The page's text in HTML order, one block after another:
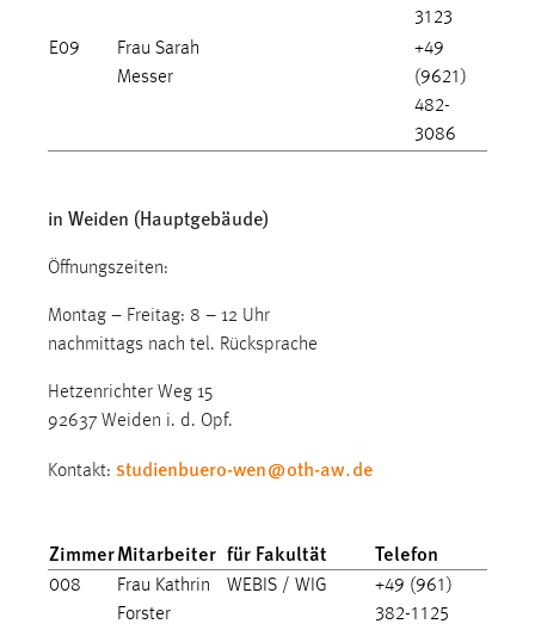
3123
E09
Frau Sarah
Messer
+49
(9621)
482-
3086
in Weiden (Hauptgebäude)
Öffnungszeiten:
Montag – Freitag: 8 – 12 Uhr
nachmittags nach tel. Rücksprache
Hetzenrichter Weg 15
92637 Weiden i. d. Opf.
Kontakt: studienbuero-wen@oth-aw.de
ZimmerMitarbeiter für Fakultät Telefon
008
Frau Kathrin
Forster
WEBIS / WIG
+49 (961)
382-1125
Cookie Laufzeit:
Facebook
Zweck:
Conversion-Tracking
Cookie Laufzeit:
3 Monate
Um Inhalte von Videoplattformen und Social Media
Plattformen anzeigen zu können, werden von diesen
externen Medien Cookies gesetzt.